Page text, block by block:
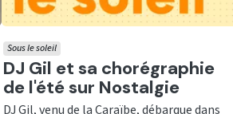
Ecouter
DJ Gil et sa chorégraphie
de l'été sur Nostalgie
Sous le soleil
DJ Gil, venu de la Caraïbe, débarque dans